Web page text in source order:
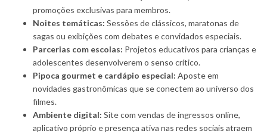
promoções exclusivas para membros.
Noites temáticas: Sessões de clássicos, maratonas de
sagas ou exibições com debates e convidados especiais.
Parcerias com escolas: Projetos educativos para crianças e
adolescentes desenvolverem o senso crítico.
Pipoca gourmet e cardápio especial: Aposte em
novidades gastronômicas que se conectem ao universo dos
filmes.
Ambiente digital: Site com vendas de ingressos online,
aplicativo próprio e presença ativa nas redes sociais atraem